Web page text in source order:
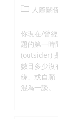
人際關
你現在/曾
題的第一時
(outsider)
數目多少沒
緣」或自願
混為一談。